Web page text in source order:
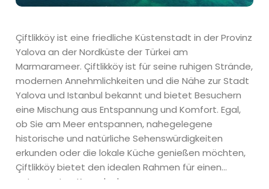
Çiftlikköy ist eine friedliche Küstenstadt in der Provinz
Yalova an der Nordküste der Türkei am
Marmarameer. Çiftlikköy ist für seine ruhigen Strände,
modernen Annehmlichkeiten und die Nähe zur Stadt
Yalova und Istanbul bekannt und bietet Besuchern
eine Mischung aus Entspannung und Komfort. Egal,
ob Sie am Meer entspannen, nahegelegene
historische und natürliche Sehenswürdigkeiten
erkunden oder die lokale Küche genießen möchten,
Çiftlikköy bietet den idealen Rahmen für einen
entspannten Kurzurlaub.